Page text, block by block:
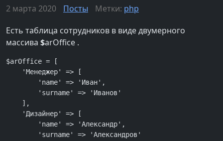
2 марта 2020 Посты Метки: php
Есть таблица сотрудников в виде двумерного
массива $arOffice .
$arOffice = [